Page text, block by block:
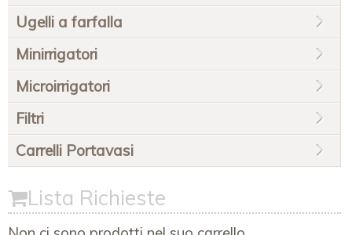
Ugelli a farfalla
Minirrigatori
Microirrigatori
Filtri
Carrelli Portavasi
Lista Richieste